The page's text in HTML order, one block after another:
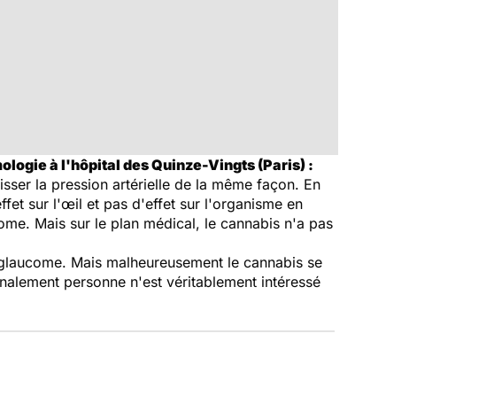
à l'hôpital des Quinze-Vingts (Paris) :
la pression artérielle de la même façon. En
sur l'œil et pas d'effet sur l'organisme en
Mais sur le plan médical, le cannabis n'a pas
Mais malheureusement le cannabis se
personne n'est véritablement intéressé